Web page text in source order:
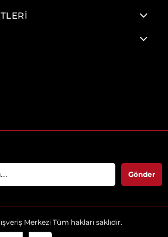
Gönder
Merkezi Tüm hakları saklıdır.